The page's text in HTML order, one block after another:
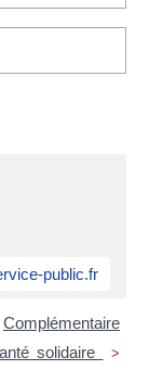
Complémentaire
solidaire
>